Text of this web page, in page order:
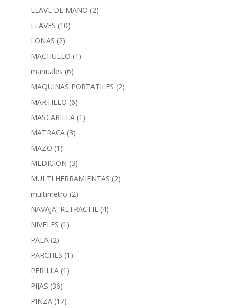
LLAVE DE MANO (2)
LLAVES (10)
LONAS (2)
MACHUELO (1)
manuales (6)
MAQUINAS PORTATILES (2)
MARTILLO (6)
MASCARILLA (1)
MATRACA (3)
MAZO (1)
MEDICION (3)
MULTI HERRAMIENTAS (2)
multimetro (2)
NAVAJA, RETRACTIL (4)
NIVELES (1)
PALA (2)
PARCHES (1)
PERILLA (1)
PIJAS (36)
PINZA (17)